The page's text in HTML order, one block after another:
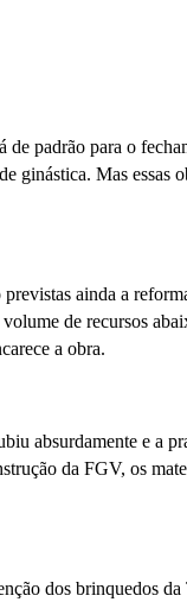
padrão para o
ginástica. Mas essas
ainda a
de recursos
a obra.
absurdamente e a
da FGV, os
dos brinquedos